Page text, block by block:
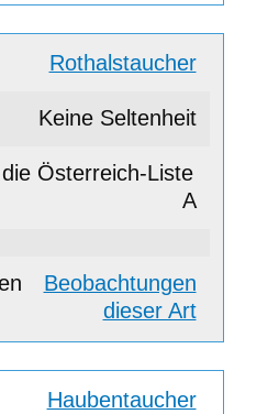
Rothalstaucher
Keine Seltenheit
A
Beobachtungen
dieser Art
Haubentaucher